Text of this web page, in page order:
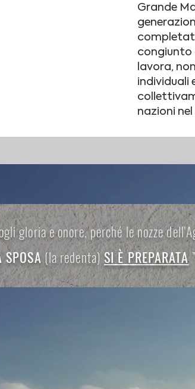
Grande
congiunto
lavora,
individuali
nazioni nel
gloria e onore, perché le nozze
SPOSA(la redenta)SI È PREPARATA